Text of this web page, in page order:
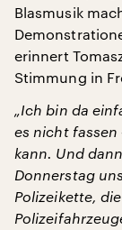
Blasmusik
erinnert
Stimmung in
„Ich bin da
es nicht fassen
kann. Und
Donnerstag
Polizeikette,